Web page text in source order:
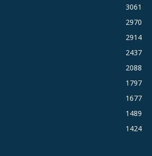
3061
2970
2914
2437
2088
1797
1677
1489
1424